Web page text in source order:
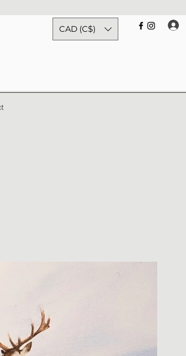
CAD (C$)